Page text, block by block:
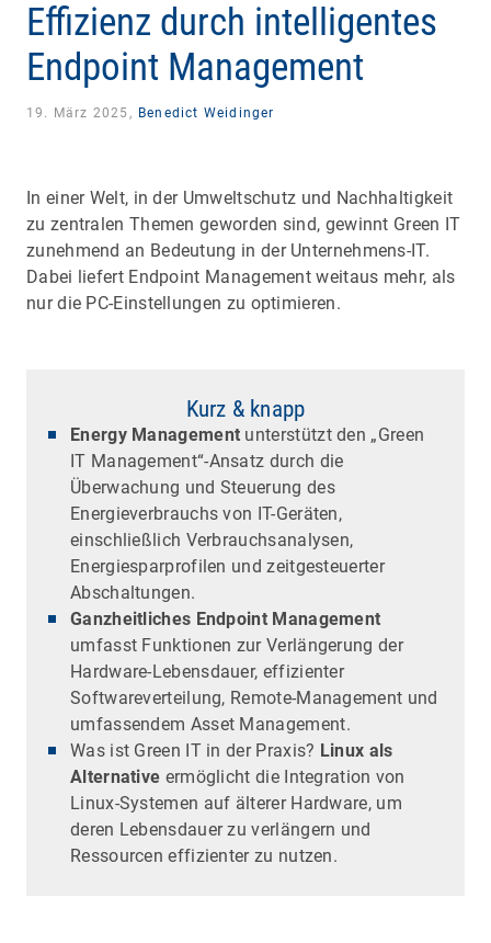
Effizienz durch intelligentes
Endpoint Management
19. März 2025, Benedict Weidinger
In einer Welt, in der Umweltschutz und Nachhaltigkeit
zu zentralen Themen geworden sind, gewinnt Green IT
zunehmend an Bedeutung in der Unternehmens-IT.
Dabei liefert Endpoint Management weitaus mehr, als
nur die PC-Einstellungen zu optimieren.
Kurz & knapp
Energy Management unterstützt den „Green
IT Management“-Ansatz durch die
Überwachung und Steuerung des
Energieverbrauchs von IT-Geräten,
einschließlich Verbrauchsanalysen,
Energiesparprofilen und zeitgesteuerter
Abschaltungen.
Ganzheitliches Endpoint Management
umfasst Funktionen zur Verlängerung der
Hardware-Lebensdauer, effizienter
Softwareverteilung, Remote-Management und
umfassendem Asset Management.
Was ist Green IT in der Praxis? Linux als
Alternative ermöglicht die Integration von
Linux-Systemen auf älterer Hardware, um
deren Lebensdauer zu verlängern und
Ressourcen effizienter zu nutzen.